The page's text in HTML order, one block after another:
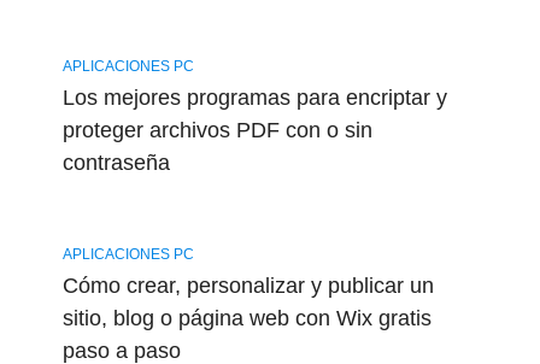
APLICACIONES PC
Los mejores programas para encriptar y
proteger archivos PDF con o sin
contraseña
APLICACIONES PC
Cómo crear, personalizar y publicar un
sitio, blog o página web con Wix gratis
paso a paso